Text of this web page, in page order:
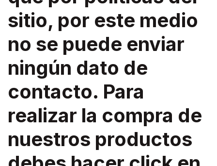
sitio, por este medio
no se puede enviar
ningún dato de
contacto. Para
realizar la compra de
nuestros productos